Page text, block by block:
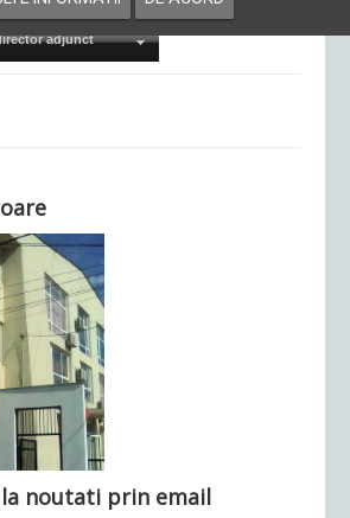
adjunct
Vi, 04.11.2022 -
Județean Mehedinți
noutati prin email